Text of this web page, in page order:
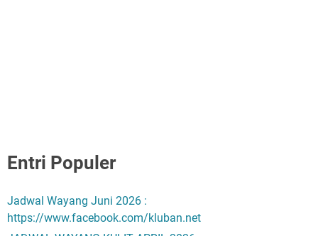
Entri Populer
Jadwal Wayang Juni 2026 :
https://www.facebook.com/kluban.net